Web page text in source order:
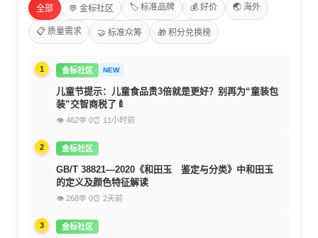
全部 💬 金标社区 🏷️ 标准品牌 💰 好价 🌏 海外
📋 质量需求 🤝 标准众筹 🎁 积分兑换榜
1 金标社区 NEW
儿童节提示：儿童食品贵3倍就是更好？别再为“童装包
装”交智商税了🍼
👁 462💬 0⏰ 11小时前
2 金标社区
GB/T 38821—2020《和田玉 鉴定与分类》中和田玉
的定义及颜色特征解读
👁 268💬 0⏰ 2天前
3 金标社区